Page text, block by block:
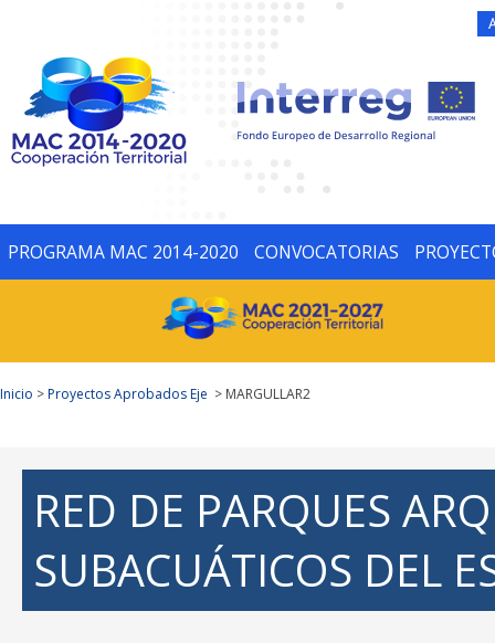
PROGRAMA MAC 2014-2020 CONVOCATORIAS
Inicio >Proyectos Aprobados Eje > MARGULLAR2
RED DE PARQUES
SUBACUÁTICOS DEL